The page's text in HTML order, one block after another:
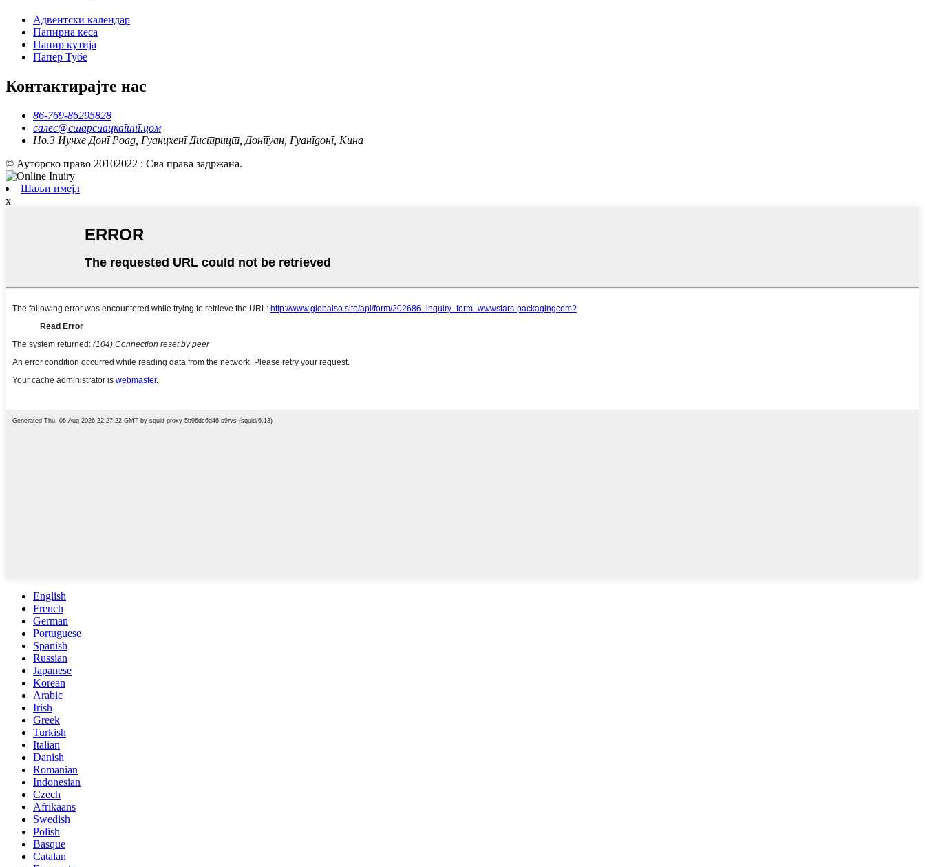
Адвентски календар
Папирна кеса
Папир кутија
Папер Тубе
Контактирајте нас
86-769-86295828
салес@старспацкагинг.цом
Но.3 Иунхе Донг Роад, Гуанцхенг Дистрицт, Донггуан, Гуангдонг, Кина
© Ауторско право 20102022 : Сва права задржана.
Шаљи имејл
x
English
French
German
Portuguese
Spanish
Russian
Japanese
Korean
Arabic
Irish
Greek
Turkish
Italian
Danish
Romanian
Indonesian
Czech
Afrikaans
Swedish
Polish
Basque
Catalan